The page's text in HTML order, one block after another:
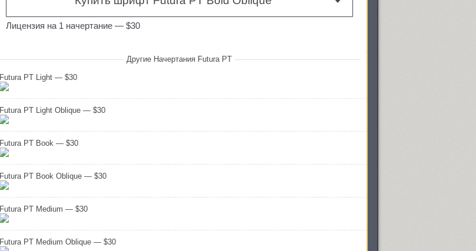
Лицензия на 1 начертание — $30
Другие Начертания Futura PT
Futura PT Light — $30
Futura PT Light Oblique — $30
Futura PT Book — $30
Futura PT Book Oblique — $30
Futura PT Medium — $30
Futura PT Medium Oblique — $30